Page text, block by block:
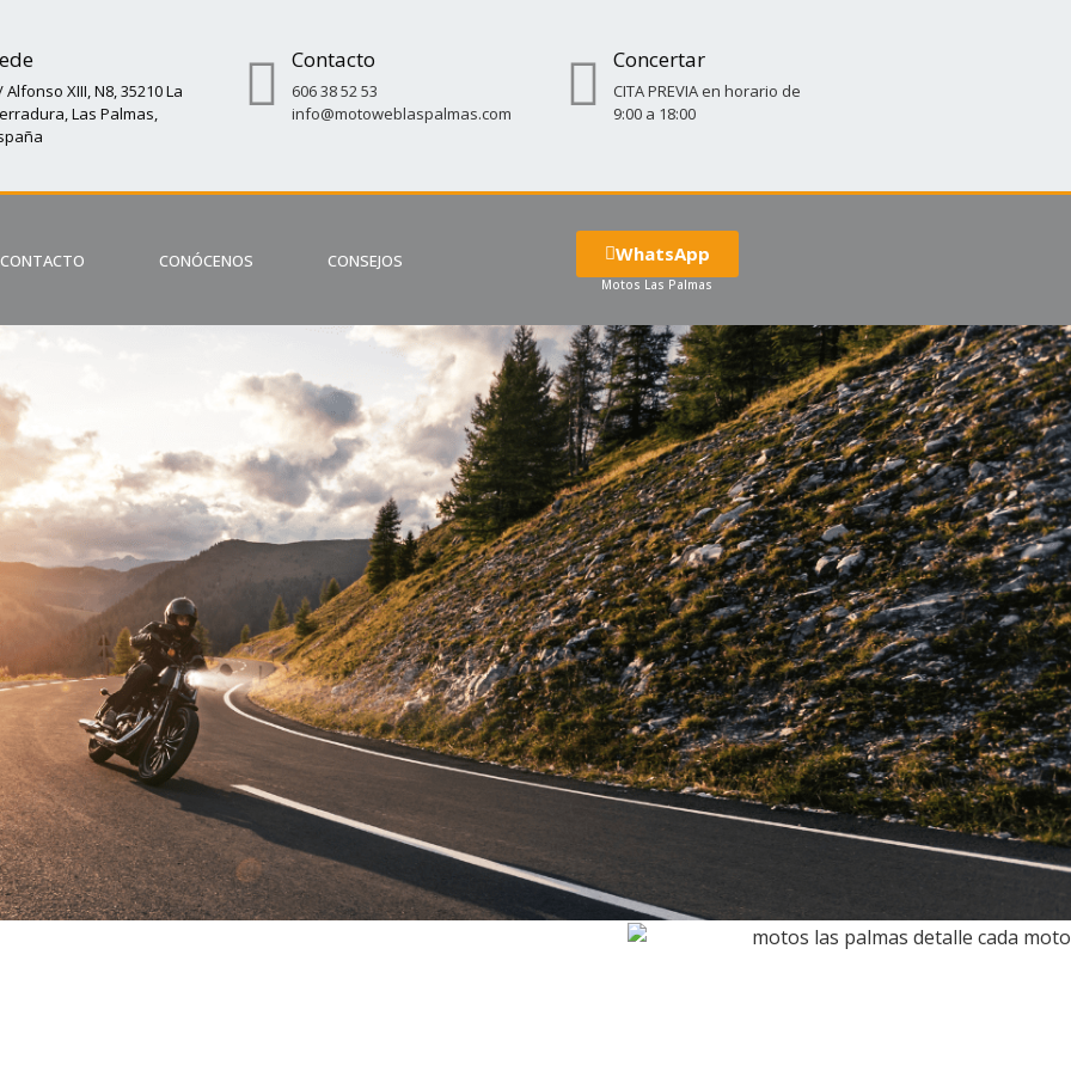
Alfonso XIII, N8, 35210 La
Las Palmas,
Contacto
606 38 52 53
info@motoweblaspalmas.com
Concertar
CITA PREVIA en horario de
9:00 a 18:00
CONTACTO CONÓCENOS CONSEJOS WhatsApp
Motos Las Palmas